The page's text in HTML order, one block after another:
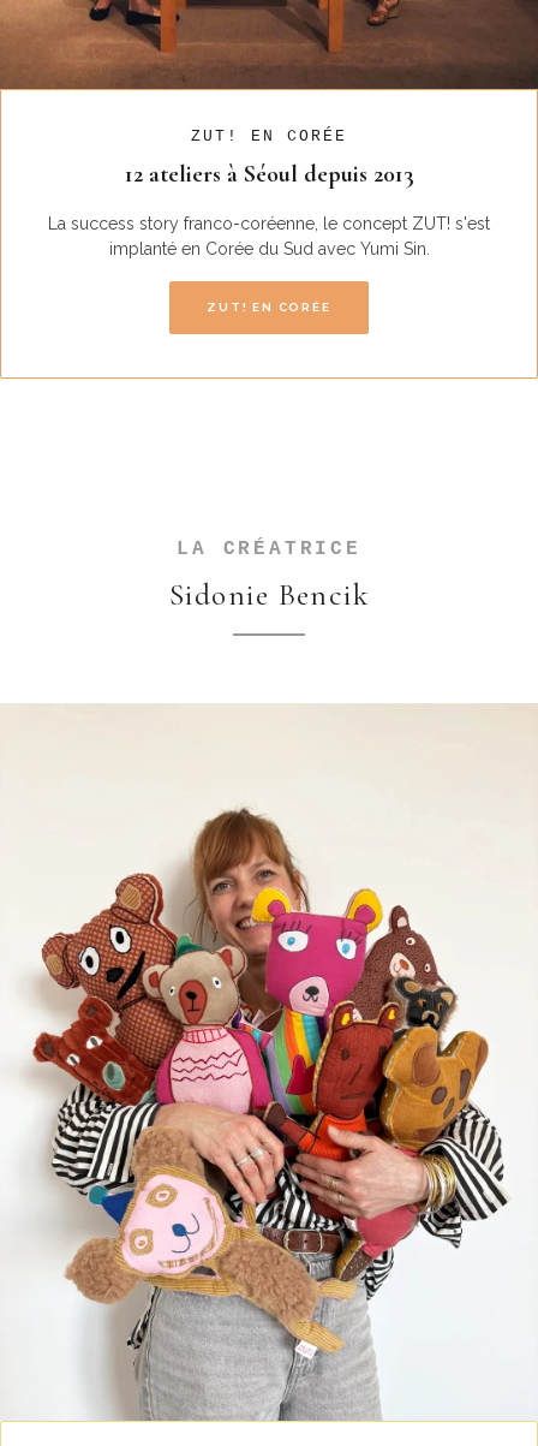
ZUT! EN CORÉE
12 ateliers à Séoul depuis 2013
La success story franco-coréenne, le concept ZUT! s'est
implanté en Corée du Sud avec Yumi Sin.
ZUT! EN CORÉE
LA CRÉATRICE
Sidonie Bencik